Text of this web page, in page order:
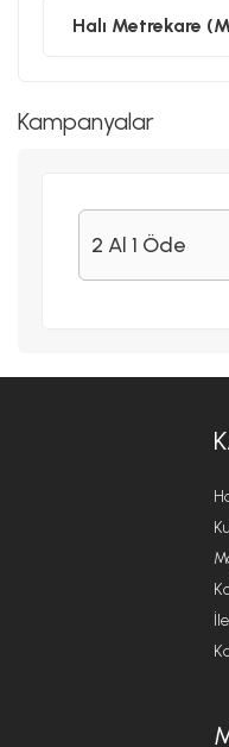
Halı Metrekare
Kampanyalar
2 Al 1 Öde